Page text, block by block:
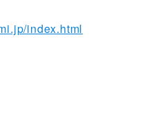
index.html